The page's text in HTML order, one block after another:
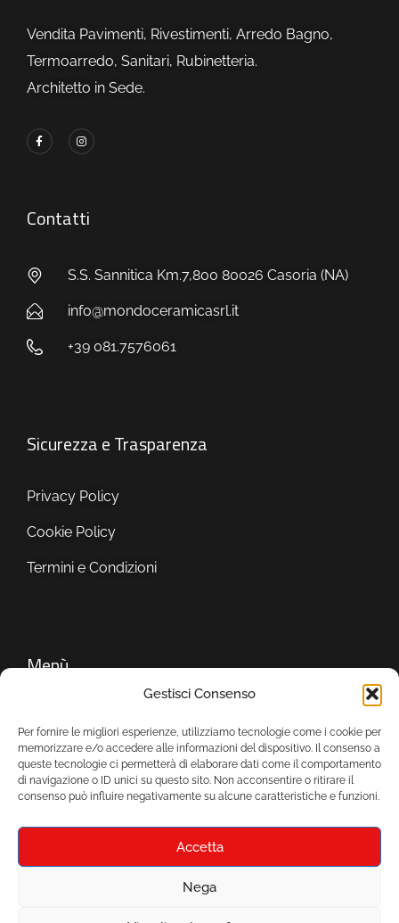
Gestisci Consenso
Per fornire le migliori esperienze, utilizziamo tecnologie come i cookie per
memorizzare e/o accedere alle informazioni del dispositivo. Il consenso a
queste tecnologie ci permetterà di elaborare dati come il comportamento
di navigazione o ID unici su questo sito. Non acconsentire o ritirare il
consenso può influire negativamente su alcune caratteristiche e funzioni.
Accetta
Nega
Vendita Pavimenti, Rivestimenti, Arredo Bagno,
Termoarredo, Sanitari, Rubinetteria.
Architetto in Sede.
Contatti
S.S. Sannitica Km.7,800 80026 Casoria (NA)
info@mondoceramicasrl.it
+39 081.7576061
Sicurezza e Trasparenza
Privacy Policy
Cookie Policy
Termini e Condizioni
Menù
Servizi
Showroom